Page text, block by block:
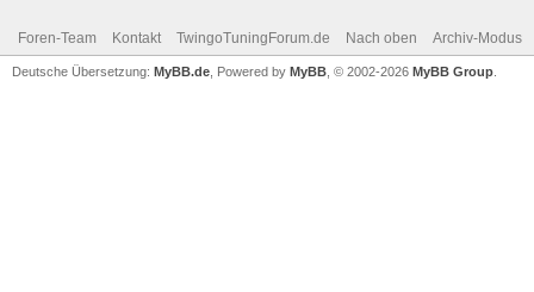
Foren-Team Kontakt TwingoTuningForum.de Nach oben Archiv-Modus
Deutsche Übersetzung: MyBB.de , Powered by MyBB , © 2002-2026 MyBB Group